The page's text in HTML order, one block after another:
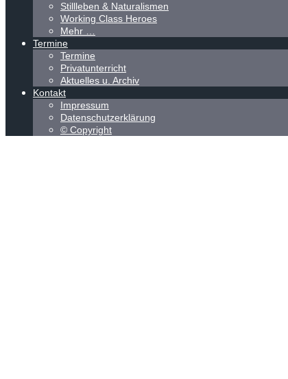
Stillleben & Naturalismen
Working Class Heroes
Mehr …
Termine
Termine
Privatunterricht
Aktuelles u. Archiv
Kontakt
Impressum
Datenschutzerklärung
© Copyright